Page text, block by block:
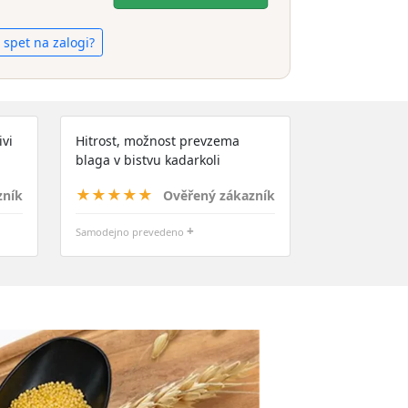
na zalogi?
Hitrost, možnost prevzema
blaga v bistvu kadarkoli
★★★★★ Ověřený zákazník
Samodejno prevedeno +